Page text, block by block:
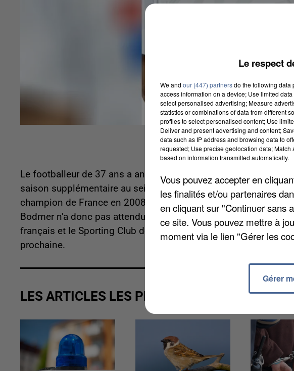
Le footballeur de 37 ans a annoncé hier qu'il mettait un terme à
saison supplémentaire au sein du club picard qui était son
champion de France en 2008 et 2013 mais aussi remporté la
Bodmer n'a donc pas attendu de connaître l'épilogue du
français et le Sporting Club dont on ne sait toujours pas s'il
prochaine.
LES ARTICLES LES PLUS VUS
Le respect
We and our (447) partnersdo the following data
access information on a device; Use limited
select personalised advertising; Measure
statistics or combinations of data from different
profiles to select personalised content; Use
Deliver and present advertising and content;
data such as IP address and browsing data to
requested; Use precise geolocation data;
based on information transmitted automatically.
Vous pouvez accepter en
les finalités et/ou partenaires
en cliquant sur "Continuer sans
ce site. Vous pouvez mettre à
moment via le lien "Gérer les
Gérer